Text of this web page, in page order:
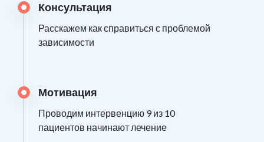
Консультация
Расскажем как справиться с проблемой
зависимости
Мотивация
Проводим интервенцию 9 из 10
пациентов начинают лечение